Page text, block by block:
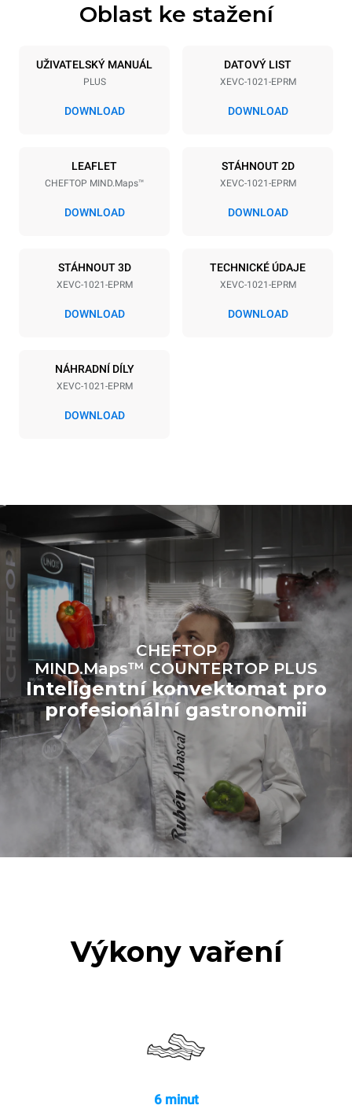
Specifikace plechů
10 GN 2/1
Vzdálenost mezi zásobníky
380-415V 3N~ / 220-240V
3~
31 kW
50 / 60 Hz NIET INBEGREPEN
134,1 kWh/den
zdrojů.Greenhouse Gas
Estimate based on daily use of
the oven (365 days/year):
6 full loads of roast
chickens
6 full loads cooking with
steam
Estimated assuming the
following weekly washing
programs (52 weeks/year):
7 long washes
Oblast ke stažení
UŽIVATELSKÝ MANUÁL
PLUS
DOWNLOAD
DATOVÝ LIST
XEVC-1021-EPRM
DOWNLOAD
LEAFLET
CHEFTOP MIND.Maps™
DOWNLOAD
STÁHNOUT 2D
XEVC-1021-EPRM
DOWNLOAD
STÁHNOUT 3D
XEVC-1021-EPRM
DOWNLOAD
TECHNICKÉ ÚDAJE
XEVC-1021-EPRM
DOWNLOAD
NÁHRADNÍ DÍLY
XEVC-1021-EPRM
DOWNLOAD
CHEFTOP
MIND.Maps™ COUNTERTOP PLUS
Inteligentní konvektomat pro
profesionální gastronomii
Výkony vaření
6 minut